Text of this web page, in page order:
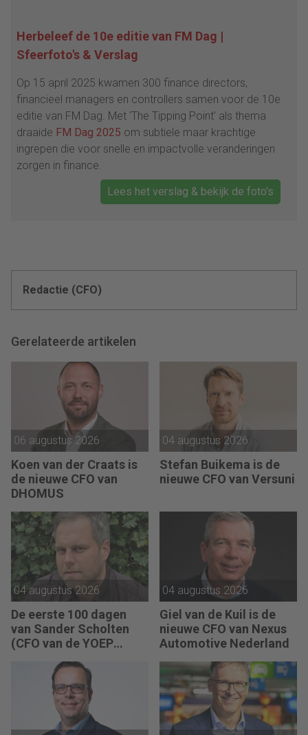
Herbeleef de 10e editie van FM Dag |
Sfeerfoto's & Verslag
Op 15 april 2025 kwamen 300 finance directors,
financieel managers en controllers samen voor de 10e
editie van FM Dag. Met ‘The Tipping Point’ als thema
draaide FM Dag 2025 om subtiele maar krachtige
ingrepen die voor snelle en impactvolle veranderingen
zorgen in finance.
Lees het verslag & bekijk de foto's
Redactie (CFO)
Gerelateerde artikelen
06 augustus 2026
Koen van der Craats is
de nieuwe CFO van
DHOMUS
04 augustus 2026
Stefan Buikema is de
nieuwe CFO van Versuni
04 augustus 2026
De eerste 100 dagen
van Sander Scholten
(CFO van de YOEP
sturing werkt pas echt
als mensen begrijpen
waarom keuzes nodig
04 augustus 2026
Giel van de Kuil is de
nieuwe CFO van Nexus
Automotive Nederland